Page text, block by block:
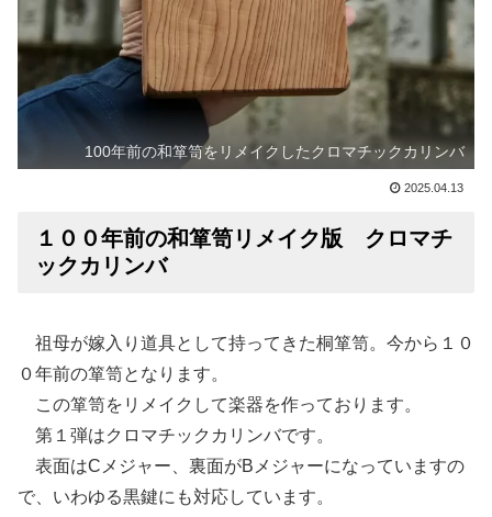
100年前の和箪笥をリメイクしたクロマチックカリンバ
2025.04.13
１００年前の和箪笥リメイク版 クロマチ
ックカリンバ
祖母が嫁入り道具として持ってきた桐箪笥。今から１０
０年前の箪笥となります。
この箪笥をリメイクして楽器を作っております。
第１弾はクロマチックカリンバです。
表面はCメジャー、裏面がBメジャーになっていますの
で、いわゆる黒鍵にも対応しています。